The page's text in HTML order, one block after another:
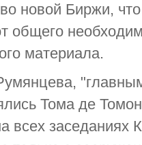
новой Биржи,
общего
материала.
Тома де
всех